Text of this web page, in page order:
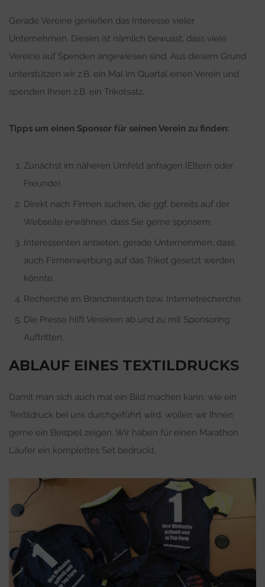
Gerade Vereine genießen das Interesse vieler
Unternehmen. Diesen ist nämlich bewusst, dass viele
Vereine auf Spenden angewiesen sind. Aus diesem Grund
unterstützen wir z.B. ein Mal im Quartal einen Verein und
spenden Ihnen z.B. ein Trikotsatz.
Tipps um einen Sponsor für seinen Verein zu finden:
Zunächst im näheren Umfeld anfragen (Eltern oder
Freunde).
Direkt nach Firmen suchen, die ggf. bereits auf der
Webseite erwähnen, dass Sie gerne sponsern.
Interessenten anbieten, gerade Unternehmen, dass
auch Firmenwerbung auf das Trikot gesetzt werden
könnte.
Recherche im Branchenbuch bzw. Internetrecherche.
Die Presse hilft Vereinen ab und zu mit Sponsoring
Auftritten.
ABLAUF EINES TEXTILDRUCKS
Damit man sich auch mal ein Bild machen kann, wie ein
Textildruck bei uns durchgeführt wird, wollen wir Ihnen
gerne ein Beispiel zeigen. Wir haben für einen Marathon
Läufer ein komplettes Set bedruckt.